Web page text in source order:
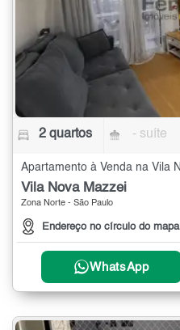
2 quartos - suíte
Vila Nova Mazzei
Zona Norte - São Paulo
Endereço no círculo do mapa
WhatsApp